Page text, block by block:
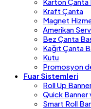
Kraft Çanta
Magnet
Amerikan
Bez Çanta
Kağıt Çanta
Kutu
Promosyon
Fuar Sistemleri
Roll Up
Quick Banner
Smart Roll